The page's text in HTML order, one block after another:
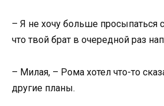
– Я не хочу больше просыпаться
что твой брат в очередной раз
– Милая, – Рома хотел что-то
другие планы.